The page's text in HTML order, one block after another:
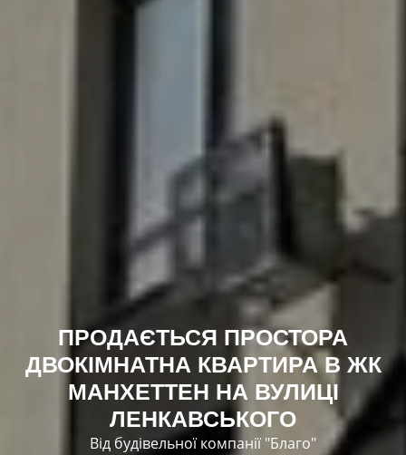
ПРОДАЄТЬСЯ ПРОСТОРА
ДВОКІМНАТНА КВАРТИРА В ЖК
МАНХЕТТЕН НА ВУЛИЦІ
ЛЕНКАВСЬКОГО
Від будівельної компанії "Благо"